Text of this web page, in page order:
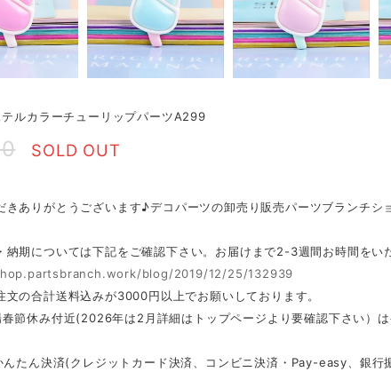
ルカラーチューリップパーツA299
SOLD OUT
きありがとうございます♪デコパーツの卸売り販売パーツブランチシ
納期については下記をご確認下さい。お届けまで2-3週間お時間をい
blog/2019/12/25/132939
文の合計送料込みが3000円以上でお願いしております。
節休み付近(2026年は2月詳細はトップページより要確認下さい）
たん決済(クレジットカード決済、コンビニ決済・Pay-easy、銀行